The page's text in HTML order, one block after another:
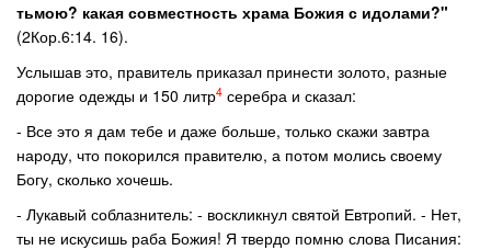
тьмою? какая совместность храма Божия с идолами?"
(2Кор.6:14. 16).
Услышав это, правитель приказал принести золото, разные
дорогие одежды и 150 литр4 серебра и сказал:
- Все это я дам тебе и даже больше, только скажи завтра
народу, что покорился правителю, а потом молись своему
Богу, сколько хочешь.
- Лукавый соблазнитель: - воскликнул святой Евтропий. - Нет,
ты не искусишь раба Божия! Я твердо помню слова Писания: